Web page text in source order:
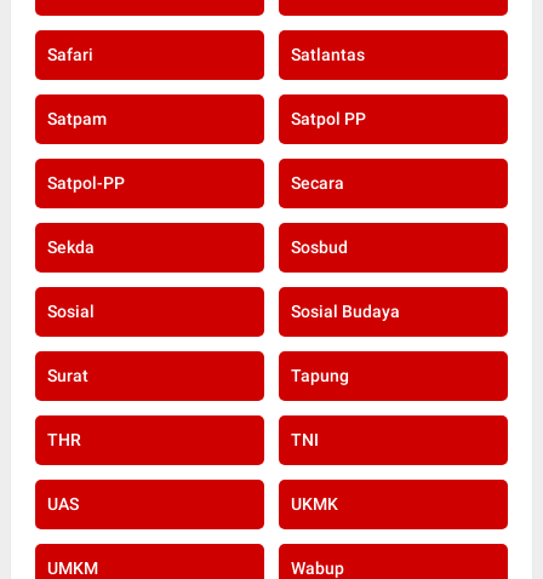
Safari Satlantas
Satpam Satpol PP
Satpol-PP Secara
Sekda Sosbud
Sosial Sosial Budaya
Surat Tapung
THR TNI
UAS UKMK
UMKM Wabup